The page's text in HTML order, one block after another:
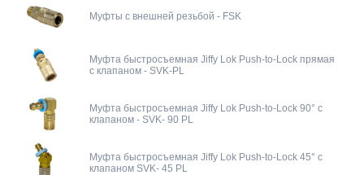
Муфты с внешней резьбой - FSK
Муфта быстросъемная Jiffy Lok Push-to-Lock прямая
с клапаном - SVK-PL
Муфта быстросъемная Jiffy Lok Push-to-Lock 90° с
клапаном - SVK- 90 PL
Муфта быстросъемная Jiffy Lok Push-to-Lock 45° с
клапаном SVK- 45 PL